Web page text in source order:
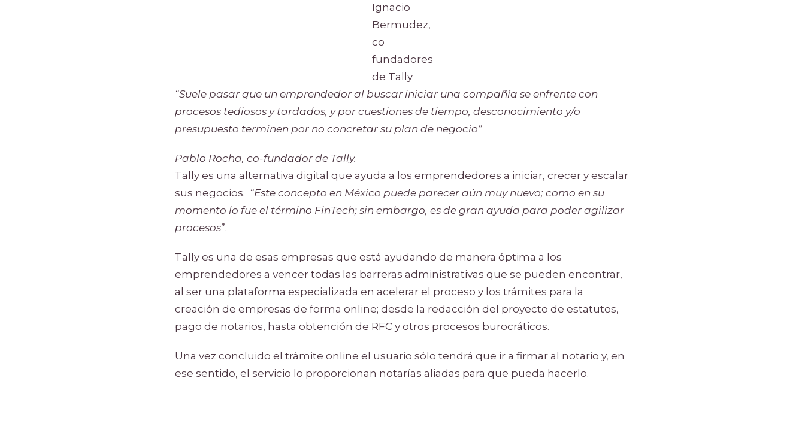
Ignacio
Bermudez,
co
fundadores
de Tally
“Suele pasar que un emprendedor al buscar iniciar una compañía se enfrente con
procesos tediosos y tardados, y por cuestiones de tiempo, desconocimiento y/o
presupuesto terminen por no concretar su plan de negocio”
Pablo Rocha, co-fundador de Tally.
Tally es una alternativa digital que ayuda a los emprendedores a iniciar, crecer y escalar
sus negocios. “Este concepto en México puede parecer aún muy nuevo; como en su
momento lo fue el término FinTech; sin embargo, es de gran ayuda para poder agilizar
procesos”.
Tally es una de esas empresas que está ayudando de manera óptima a los
emprendedores a vencer todas las barreras administrativas que se pueden encontrar,
al ser una plataforma especializada en acelerar el proceso y los trámites para la
creación de empresas de forma online; desde la redacción del proyecto de estatutos,
pago de notarios, hasta obtención de RFC y otros procesos burocráticos.
Una vez concluido el trámite online el usuario sólo tendrá que ir a firmar al notario y, en
ese sentido, el servicio lo proporcionan notarías aliadas para que pueda hacerlo.